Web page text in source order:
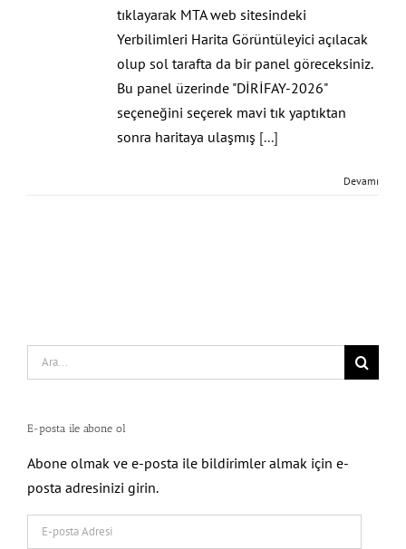
tıklayarak MTA web sitesindeki
Yerbilimleri Harita Görüntüleyici açılacak
olup sol tarafta da bir panel göreceksiniz.
Bu panel üzerinde "DİRİFAY-2026"
seçeneğini seçerek mavi tık yaptıktan
sonra haritaya ulaşmış [...]
Devamı
Search
for:
E-posta ile abone ol
Abone olmak ve e-posta ile bildirimler almak için e-
posta adresinizi girin.